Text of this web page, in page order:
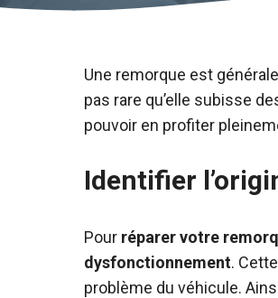
Une remorque est
pas rare qu’elle subisse
pouvoir en profiter
Identifier
Pour réparer votre
dysfonctionnement.
problème du véhicule.